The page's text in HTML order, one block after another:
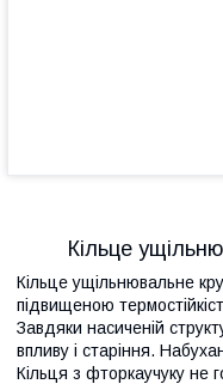
Кільце
Кільце ущільнювальне
підвищеною
Завдяки насиченій
впливу і старіння.
Кільця з фторкаучуку не